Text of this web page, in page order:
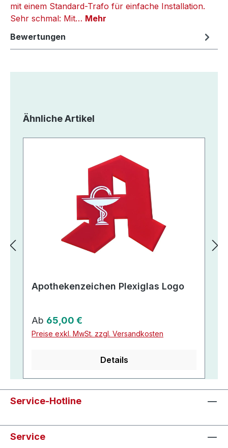
mit einem Standard-Trafo für einfache Installation.
Sehr schmal: Mit… Mehr
Bewertungen
Produktgalerie überspringen
Ähnliche Artikel
Apothekenzeichen Plexiglas Logo
Regulärer Preis:
Ab 65,00 €
Preise exkl. MwSt. zzgl. Versandkosten
Details
Service-Hotline
Service